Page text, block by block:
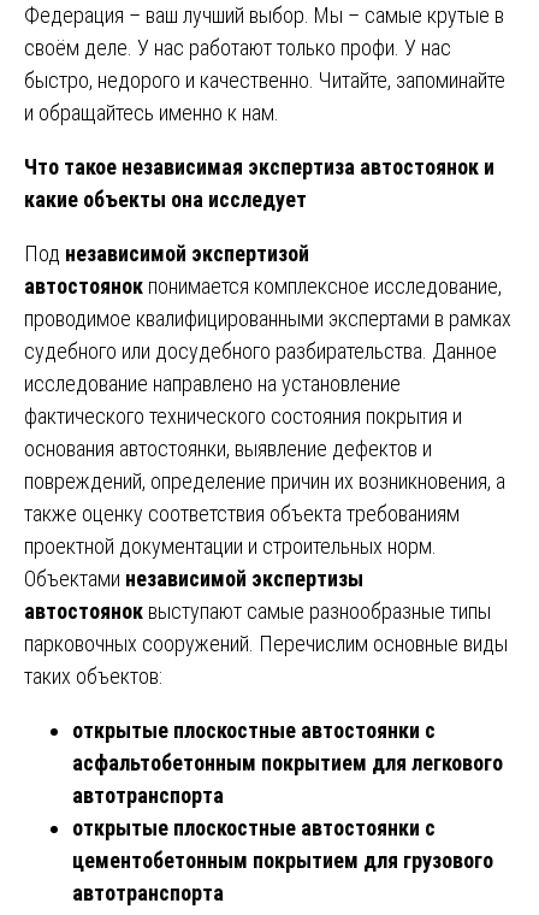
Федерация – ваш лучший выбор. Мы – самые крутые в
своём деле. У нас работают только профи. У нас
быстро, недорого и качественно. Читайте, запоминайте
и обращайтесь именно к нам.
Что такое независимая экспертиза автостоянок и
какие объекты она исследует
Под независимой экспертизой
автостоянок понимается комплексное исследование,
проводимое квалифицированными экспертами в рамках
судебного или досудебного разбирательства. Данное
исследование направлено на установление
фактического технического состояния покрытия и
основания автостоянки, выявление дефектов и
повреждений, определение причин их возникновения, а
также оценку соответствия объекта требованиям
проектной документации и строительных норм.
Объектами независимой экспертизы
автостоянок выступают самые разнообразные типы
парковочных сооружений. Перечислим основные виды
таких объектов:
открытые плоскостные автостоянки с
асфальтобетонным покрытием для легкового
автотранспорта
открытые плоскостные автостоянки с
цементобетонным покрытием для грузового
автотранспорта